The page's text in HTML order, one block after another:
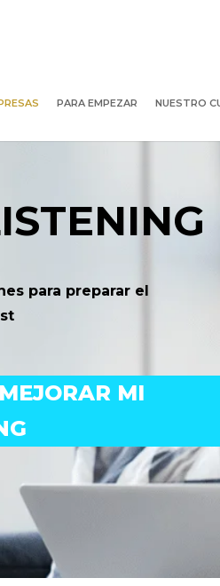
PARA EMPEZAR NUESTRO
para preparar el
MI